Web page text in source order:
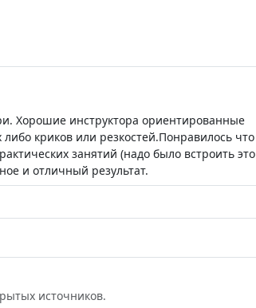
Хорошие инструктора ориентированные
криков или резкостей.Понравилось что
занятий (надо было встроить это
и отличный результат.
источников.